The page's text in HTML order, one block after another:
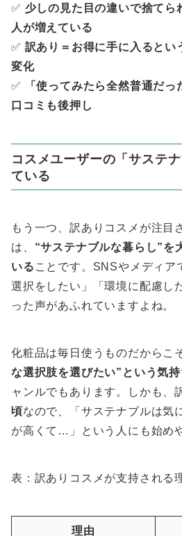
✅ 少しの見た目の違いで捨てら
人が増えている
✅ 訳あり＝お得に手に入るとい
変化
✅
「使ってみたら全然普通だ
口コミも後押し
コスメユーザーの「サステ
ている
もう一つ、訳ありコスメが注目
は、 “サステナブルな暮らし”を
いる ことです。SNSやメディア
選択をしたい」「環境に配慮し
った声があふれていますよね。
化粧品は毎日使うものだからこ
な選択肢を選びたい”という気
ャンルでもあります。しかも、
頃なので、「サステナブルは気
が高くて…」という人にも始め
表：訳ありコスメが支持される
理由